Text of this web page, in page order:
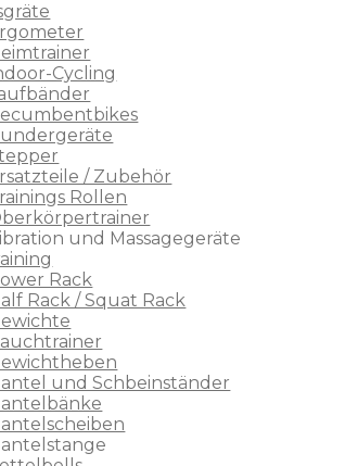
Cycling
/ Zubehör
Rollen
und Massagegeräte
Rack
Rack / Squat Rack
und Schbeinständer